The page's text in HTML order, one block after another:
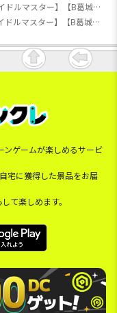
【アイドルマスター】【B葛城リーリヤ】学園アイドルマスター スタンド付きアートアクリルプレートvol.3
【アイドルマスター】【B葛城リーリヤ】学園アイドルマスター スタンド付きアートアクリルプレートvol.3
ンゲームが楽しめるサービ
宅に獲得した景品をお届
て楽しめます。